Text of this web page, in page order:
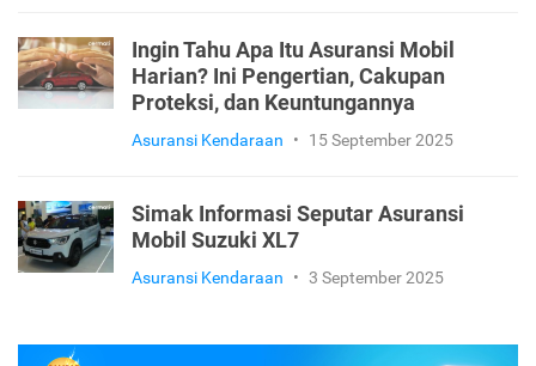
Ingin Tahu Apa Itu Asuransi Mobil
Harian? Ini Pengertian, Cakupan
Proteksi, dan Keuntungannya
Asuransi Kendaraan • 15 September 2025
Simak Informasi Seputar Asuransi
Mobil Suzuki XL7
Asuransi Kendaraan • 3 September 2025